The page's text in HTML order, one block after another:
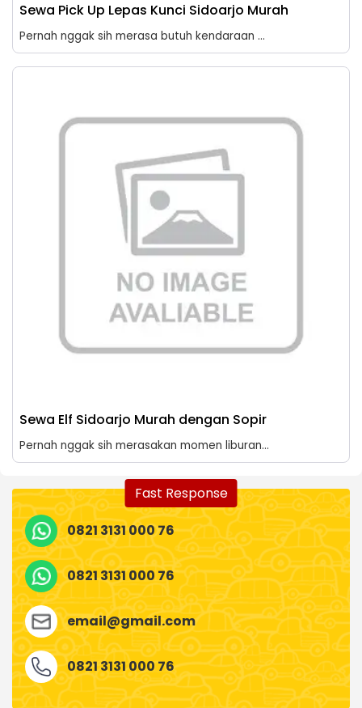
Sewa Pick Up Lepas Kunci Sidoarjo Murah
Pernah nggak sih merasa butuh kendaraan ...
Sewa Elf Sidoarjo Murah dengan Sopir
Pernah nggak sih merasakan momen liburan...
Fast Response
0821 3131 000 76
0821 3131 000 76
email@gmail.com
0821 3131 000 76